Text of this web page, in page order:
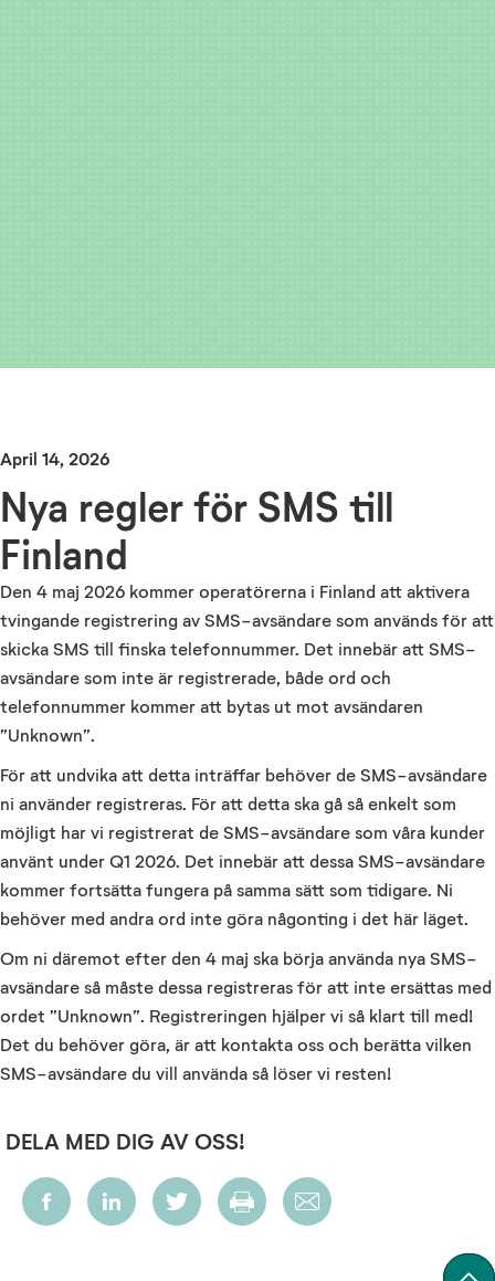
April 14, 2026
Nya regler för SMS till
Finland
Den 4 maj 2026 kommer operatörerna i Finland att aktivera
tvingande registrering av SMS-avsändare som används för att
skicka SMS till finska telefonnummer. Det innebär att SMS-
avsändare som inte är registrerade, både ord och
telefonnummer kommer att bytas ut mot avsändaren
”Unknown”.
För att undvika att detta inträffar behöver de SMS-avsändare
ni använder registreras. För att detta ska gå så enkelt som
möjligt har vi registrerat de SMS-avsändare som våra kunder
använt under Q1 2026. Det innebär att dessa SMS-avsändare
kommer fortsätta fungera på samma sätt som tidigare. Ni
behöver med andra ord inte göra någonting i det här läget.
Om ni däremot efter den 4 maj ska börja använda nya SMS-
avsändare så måste dessa registreras för att inte ersättas med
ordet ”Unknown”. Registreringen hjälper vi så klart till med!
Det du behöver göra, är att kontakta oss och berätta vilken
SMS-avsändare du vill använda så löser vi resten!
DELA MED DIG AV OSS!